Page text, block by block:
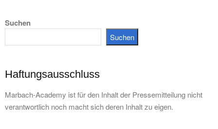
Suchen
Suchen
Haftungsausschluss
Marbach-Academy ist für den Inhalt der Pressemitteilung nicht
verantwortlich noch macht sich deren Inhalt zu eigen.